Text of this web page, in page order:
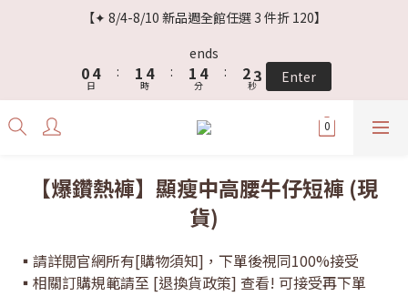
【✦ 8/4-8/10 新品週全館任選 3 件折 120】
ends
0
7
4
3
日
:
4
3
1
0
7
4
3
時
:
4
2
1
0
7
5
4
3
1
分
:
5
2
1
6
3
2
秒 Enter
【爆鑽熱褲】顯瘦中高腰牛仔短褲 (現
貨)
▪️請詳閱官網所有[購物須知]，下單後視同100%接受
▪️相關訂購規範請至 [退換貨政策] 查看! 可接受再下單